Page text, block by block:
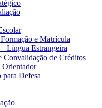
e Matrícula
Língua Estrangeira
Convalidação de Créditos
Orientador
Defesa